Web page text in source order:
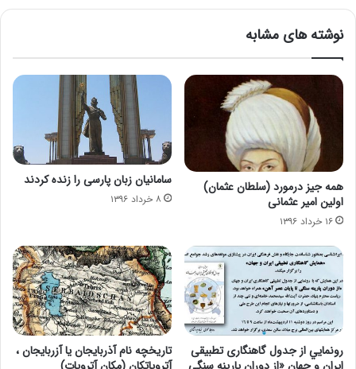
نوشته های مشابه
همه جیز درمورد (سلطان عثمان)
اولین امیر عثمانی
۱۶ خرداد ۱۳۹۶
سامانیان زبان پارسی را زنده كردند
۸ خرداد ۱۳۹۶
رونمايي از جدول گاهنگاری تطبيقی
تاریخچه نام آذربایجان یا آزربایجان ،